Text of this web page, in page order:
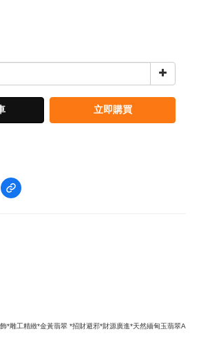
立即購買
*雕工精緻*金黃翡翠 *招財避邪*財源廣進*天然緬甸玉翡翠A